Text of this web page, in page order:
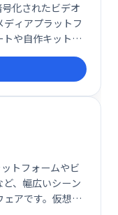
化されたビデオ
ィアプラットフ
や自作キット
能。ディナー、ポ
、500以上のバ
ただけの世界を創
験を創造しましょ
トフォームやビ
、幅広いシーン
アです。仮想背